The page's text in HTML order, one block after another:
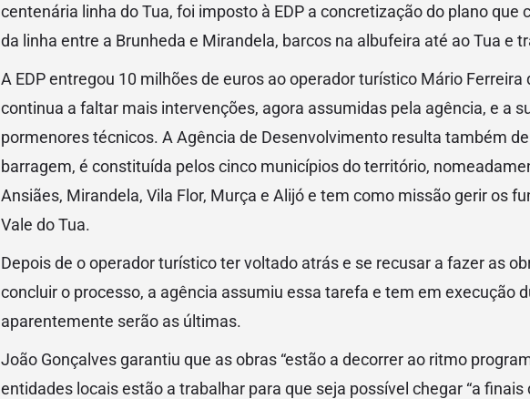
centenária linha do Tua, foi imposto à EDP a concretização do plano que
da linha entre a Brunheda e Mirandela, barcos na albufeira até ao Tua e
A EDP entregou 10 milhões de euros ao operador turístico Mário Ferreira
continua a faltar mais intervenções, agora assumidas pela agência, e a
pormenores técnicos. A Agência de Desenvolvimento resulta também
barragem, é constituída pelos cinco municípios do território,
Ansiães, Mirandela, Vila Flor, Murça e Alijó e tem como missão gerir os
Vale do Tua.
Depois de o operador turístico ter voltado atrás e se recusar a fazer as
concluir o processo, a agência assumiu essa tarefa e tem em execução
aparentemente serão as últimas.
João Gonçalves garantiu que as obras “estão a decorrer ao ritmo
entidades locais estão a trabalhar para que seja possível chegar “a finais